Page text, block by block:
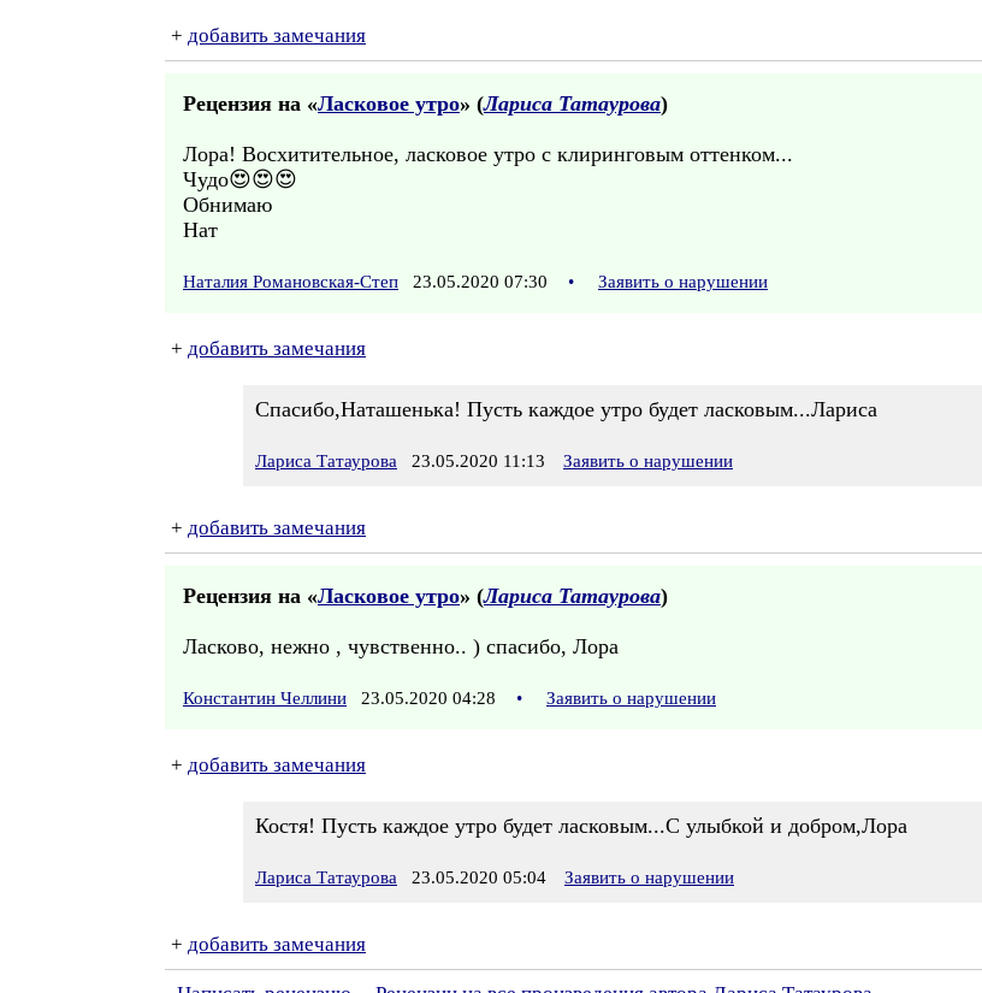
+ добавить замечания
Рецензия на «Ласковое утро» (Лариса Татаурова)
Лора! Восхитительное, ласковое утро с клиринговым оттенком...
Чудо😍😍😍
Обнимаю
Нат
Наталия Романовская-Степ 23.05.2020 07:30 • Заявить о нарушении
+ добавить замечания
Спасибо,Наташенька! Пусть каждое утро будет ласковым...Лариса
Лариса Татаурова 23.05.2020 11:13 Заявить о нарушении
+ добавить замечания
Рецензия на «Ласковое утро» (Лариса Татаурова)
Ласково, нежно , чувственно.. ) спасибо, Лора
Константин Челлини 23.05.2020 04:28 • Заявить о нарушении
+ добавить замечания
Костя! Пусть каждое утро будет ласковым...С улыбкой и добром,Лора
Лариса Татаурова 23.05.2020 05:04 Заявить о нарушении
+ добавить замечания